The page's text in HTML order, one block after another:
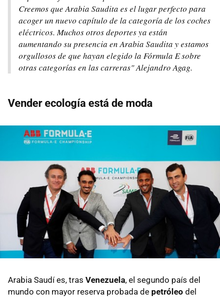
Creemos que Arabia Saudita es el lugar perfecto para
acoger un nuevo capítulo de la categoría de los coches
eléctricos. Muchos otros deportes ya están
aumentando su presencia en Arabia Saudita y estamos
orgullosos de que hayan elegido la Fórmula E sobre
otras categorías en las carreras" Alejandro Agag.
Vender ecología está de moda
Arabia Saudí es, tras Venezuela, el segundo país del
mundo con mayor reserva probada de petróleo del